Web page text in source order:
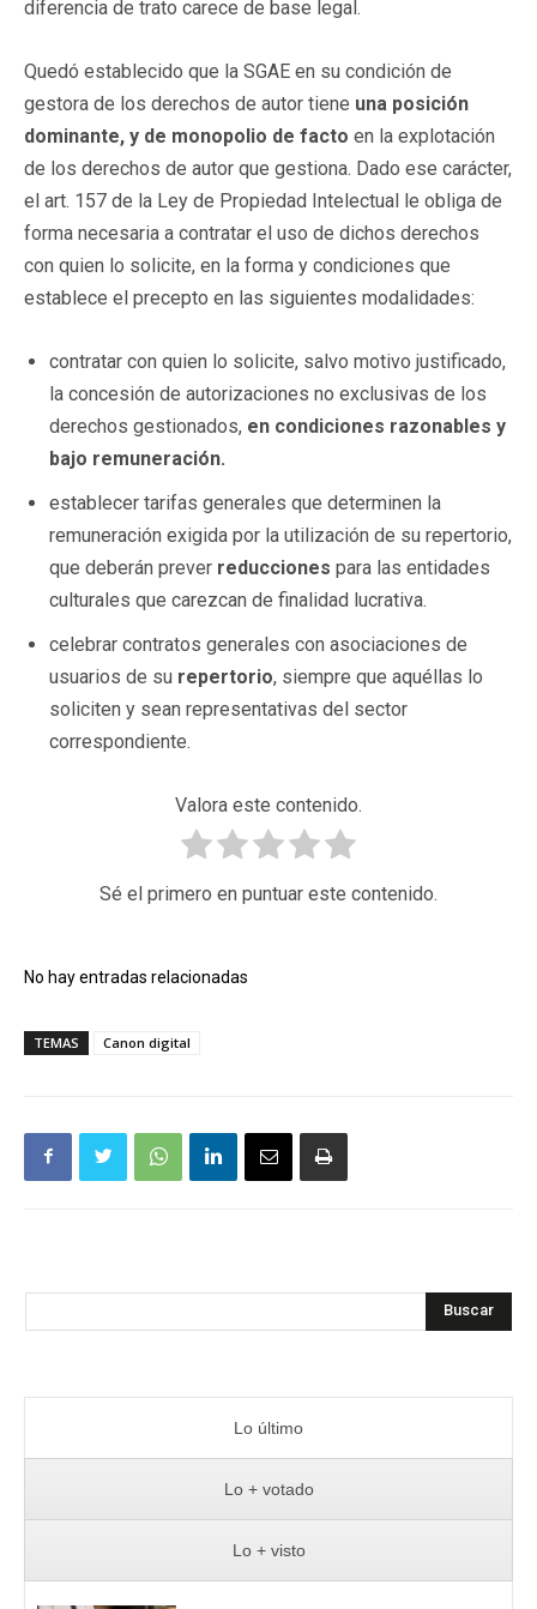
diferencia de trato carece de base legal.
Quedó establecido que la SGAE en su condición de
gestora de los derechos de autor tiene una posición
dominante, y de monopolio de facto en la explotación
de los derechos de autor que gestiona. Dado ese carácter,
el art. 157 de la Ley de Propiedad Intelectual le obliga de
forma necesaria a contratar el uso de dichos derechos
con quien lo solicite, en la forma y condiciones que
establece el precepto en las siguientes modalidades:
contratar con quien lo solicite, salvo motivo justificado,
la concesión de autorizaciones no exclusivas de los
derechos gestionados, en condiciones razonables y
bajo remuneración.
establecer tarifas generales que determinen la
remuneración exigida por la utilización de su repertorio,
que deberán prever reducciones para las entidades
culturales que carezcan de finalidad lucrativa.
celebrar contratos generales con asociaciones de
usuarios de su repertorio, siempre que aquéllas lo
soliciten y sean representativas del sector
correspondiente.
Valora este contenido.
Sé el primero en puntuar este contenido.
No hay entradas relacionadas
TEMAS Canon digital
Buscar
Lo último
Lo + votado
Lo + visto